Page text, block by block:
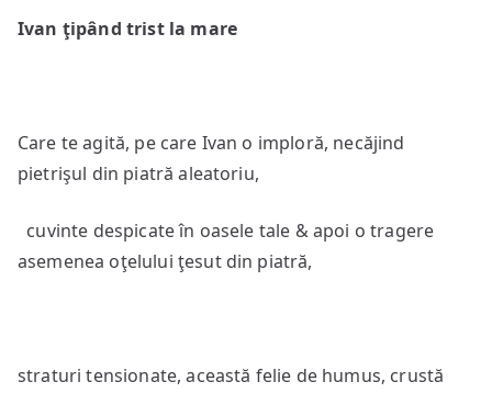
Ivan ţipând trist la mare
Care te agită, pe care Ivan o imploră, necăjind
pietrişul din piatră aleatoriu,
cuvinte despicate în oasele tale & apoi o tragere
asemenea oţelului ţesut din piatră,
straturi tensionate, această felie de humus, crustă